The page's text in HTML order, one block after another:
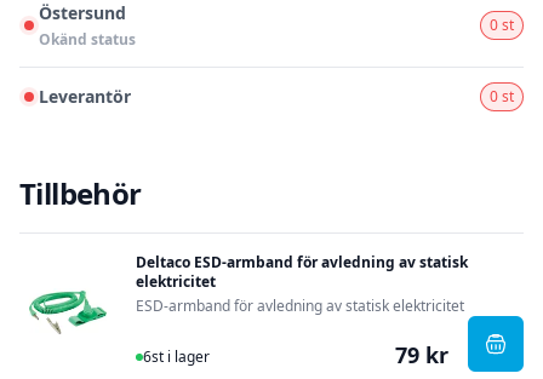
Östersund
Okänd status
0 st
Leverantör 0 st
Tillbehör
Deltaco ESD-armband för avledning av statisk
elektricitet
ESD-armband för avledning av statisk elektricitet
I Lager
6st i lager 79 kr ,